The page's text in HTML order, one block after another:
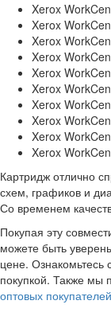
Xerox
Xerox
Xerox
Xerox
Xerox
Xerox
Xerox
Xerox
Xerox
Xerox
Картридж отлично
схем, графиков и
Со временем
Покупая эту
можете быть
цене. Ознакомьтесь
покупкой. Также мы
оптовых покупателей